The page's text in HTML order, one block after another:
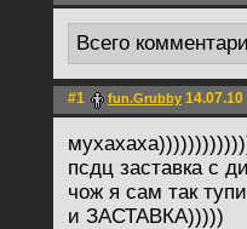
Всего
#1 fun.Grubby
псдц заставка с
чож я сам так
и ЗАСТАВКА)))))